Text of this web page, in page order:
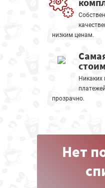
низким ценам.
Никаких
прозрачно.
Нет